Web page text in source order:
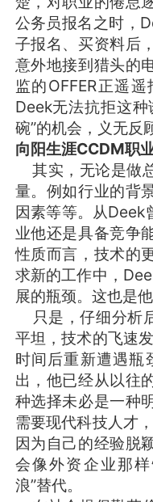
公务员报名之时，
子报名、买资料后
意外地接到猎头的
监的OFFER正遥
Deek无法抗拒这
碗”的机会，义无反
向阳生涯CCDM职
其实，无论是做
量。例如行业的背
因素等等。从Deek
业他还是具备竞争
性质而言，技术的
求新的工作中，
展的瓶颈。这也是
只是，仔细分析
平坦，技术的飞速
时间后重新遭遇瓶
出，他已经从以往
种选择未必是一种
需要现代科技人才
因为自己的经验脱
会像外资企业那
浪”替代。